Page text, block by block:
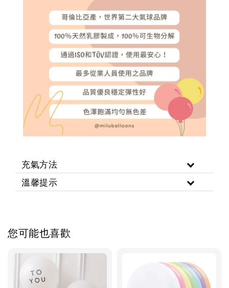
充氣方法
溫馨提示
您可能也喜歡